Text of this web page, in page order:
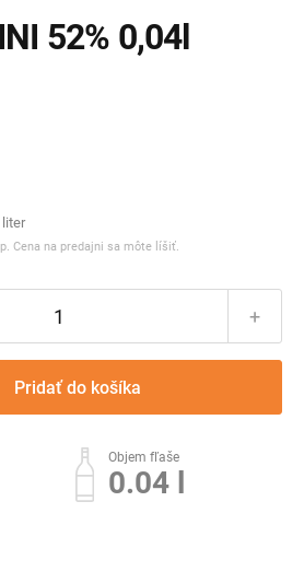
52% 0,04l
liter
Cena na predajni sa môte líšiť.
+
Pridať do košíka
Objem fľaše
0.04 l